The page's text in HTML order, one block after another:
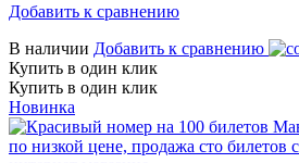
Добавить к сравнению
В наличии Добавить к сравнению
Купить в один клик
Купить в один клик
Новинка